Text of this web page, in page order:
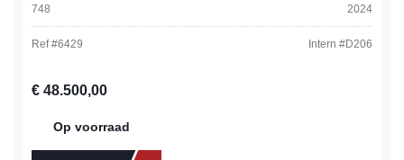
748
2024
Ref #6429 Intern #D206
Normale prijs:
€ 48.500,00
Op voorraad